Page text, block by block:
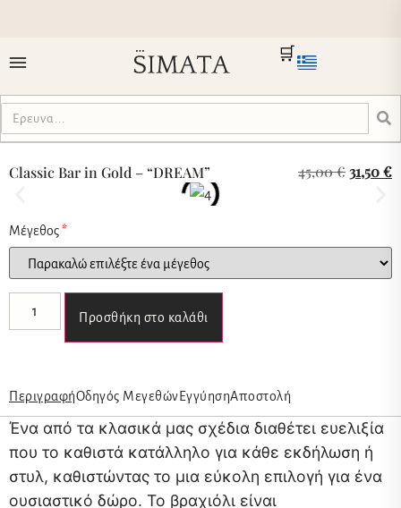
🛒
Classic Bar in Gold – “DREAM” 45,00€31,50€
Μέγεθος*
Προσθήκη στο καλάθι
ΠεριγραφήΟδηγός ΜεγεθώνΕγγύησηΑποστολή
Ένα από τα κλασικά μας σχέδια διαθέτει ευελιξία
που το καθιστά κατάλληλο για κάθε εκδήλωση ή
στυλ, καθιστώντας το μια εύκολη επιλογή για ένα
ουσιαστικό δώρο. Το βραχιόλι είναι